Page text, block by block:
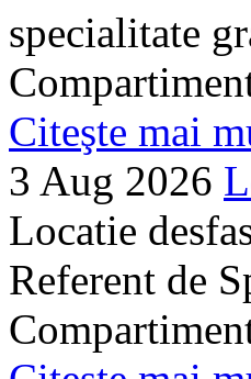
specialitate
Citeşte mai
3 Aug 2026
Locatie
Referent de